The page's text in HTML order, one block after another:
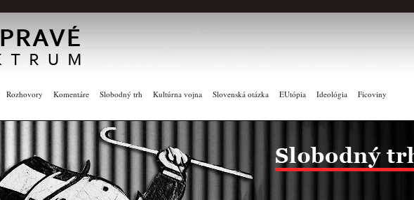
Rozhovory Komentáre Slobodný trh Kultúrna vojna Slovenská otázka EUtópia Ideológia Ficoviny